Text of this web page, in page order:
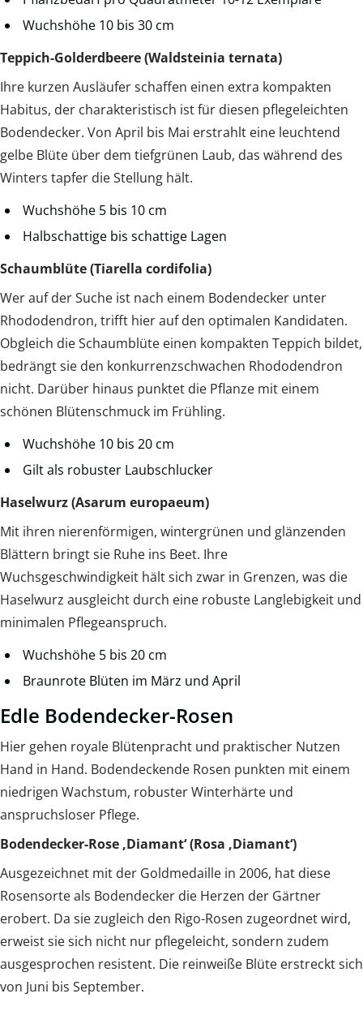
Wuchshöhe 10 bis 30 cm
Teppich-Golderdbeere (Waldsteinia ternata)
Ihre kurzen Ausläufer schaffen einen extra kompakten
Habitus, der charakteristisch ist für diesen pflegeleichten
Bodendecker. Von April bis Mai erstrahlt eine leuchtend
gelbe Blüte über dem tiefgrünen Laub, das während des
Winters tapfer die Stellung hält.
Wuchshöhe 5 bis 10 cm
Halbschattige bis schattige Lagen
Schaumblüte (Tiarella cordifolia)
Wer auf der Suche ist nach einem Bodendecker unter
Rhododendron, trifft hier auf den optimalen Kandidaten.
Obgleich die Schaumblüte einen kompakten Teppich bildet,
bedrängt sie den konkurrenzschwachen Rhododendron
nicht. Darüber hinaus punktet die Pflanze mit einem
schönen Blütenschmuck im Frühling.
Wuchshöhe 10 bis 20 cm
Gilt als robuster Laubschlucker
Haselwurz (Asarum europaeum)
Mit ihren nierenförmigen, wintergrünen und glänzenden
Blättern bringt sie Ruhe ins Beet. Ihre
Wuchsgeschwindigkeit hält sich zwar in Grenzen, was die
Haselwurz ausgleicht durch eine robuste Langlebigkeit und
minimalen Pflegeanspruch.
Wuchshöhe 5 bis 20 cm
Braunrote Blüten im März und April
Edle Bodendecker-Rosen
Hier gehen royale Blütenpracht und praktischer Nutzen
Hand in Hand. Bodendeckende Rosen punkten mit einem
niedrigen Wachstum, robuster Winterhärte und
anspruchsloser Pflege.
Bodendecker-Rose ‚Diamant‘ (Rosa ‚Diamant‘)
Ausgezeichnet mit der Goldmedaille in 2006, hat diese
Rosensorte als Bodendecker die Herzen der Gärtner
erobert. Da sie zugleich den Rigo-Rosen zugeordnet wird,
erweist sie sich nicht nur pflegeleicht, sondern zudem
ausgesprochen resistent. Die reinweiße Blüte erstreckt sich
von Juni bis September.